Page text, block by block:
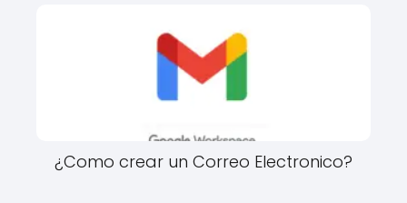
¿Como crear un Correo Electronico?